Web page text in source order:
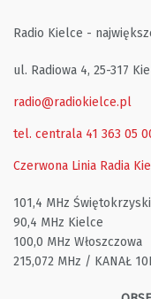
Radio Kielce -
ul. Radiowa 4, 25-317
radio@radiokielce.pl
tel. centrala 41 363 05
Czerwona Linia Radia
101,4 MHz
90,4 MHz Kielce
100,0 MHz Włoszczowa
215,072 MHz / KANAŁ